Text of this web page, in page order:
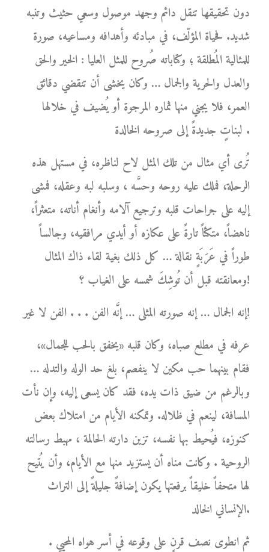
دون تحقيقها تنقل دائم وجهد موصول وسعي حثيث وتنبه
شديد. فحياة المؤلّف، في مبادئه وأهدافه ومساعيه، صورة
للمثالية المُطلقة ؛ وكتاباته صُروح للمثل العليا : الخير والحق
والعدل والحرية والجمال … وكان يخشى أن تنقضي دقائق
العمر، فلا يجني منها ثماره المرجوة أو يُضيف في خلالها
لبناتٍ جديدةً إلى صروحه الخالدة .
تُرى أي مثال من تلك المثل لاح لناظره، في مستهل هذه
الرحلة، فملك عليه روحه وحسَّه ، وسلبه لبه وعقله، فمشى
إليه على جراحات قلبه وترجيع آلامه وأنغام أناته، متعثراً،
ناهضاً، متكئاً تارةً على عكازه أو أيدي مرافقيه، وجالساً
طوراً في عَرَبَةٍ نقالة … كل ذلك بغية لقاء ذاك المثال
ومعانقته قبل أن تُوشِكَ شمسه على الغياب ؟!
إنه الجمال … إنه صورته المثلى … إنَّه الفن . . . الفن لا غير!
عرفه في مطلع صباه، وكان قلبه «يخفق بالحب للجمال»،
فقام بينهما حب مكين لا ينفصم، بلغ حد الوله والتدله …
وبالرغم من ضيق ذات يده، فقد كان يسعى إليه، وإن نأت
المسافة، لينعم في ظلاله. وتمكنه الأيام من امتلاك بعض
كنوزه، فيُحيط بها نفسه، تزين دارته الحالمة ، مهبط رسالته
الروحية . وكانت مناه أن يستزيد منها مع الأيام، وأن يُتيح
لها متحفاً خليقاً برفعتها يكون إضافةً جليلةً إلى التراث
الإنساني الخالد.
ثم انطوى نصف قرنٍ على وقوعه في أسر هواه المحيي .